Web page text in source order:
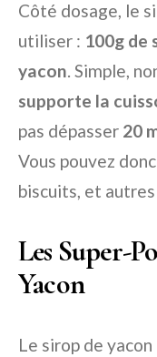
Côté dosage, le
utiliser : 100g de
yacon. Simple,
supporte la
pas dépasser 20
Vous pouvez
biscuits, et
Les Super-
Yacon
Le sirop de